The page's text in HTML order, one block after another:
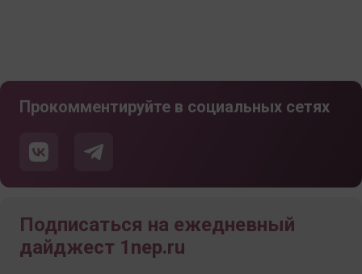
Прокомментируйте в социальных сетях
Подписаться на ежедневный
дайджест 1nep.ru